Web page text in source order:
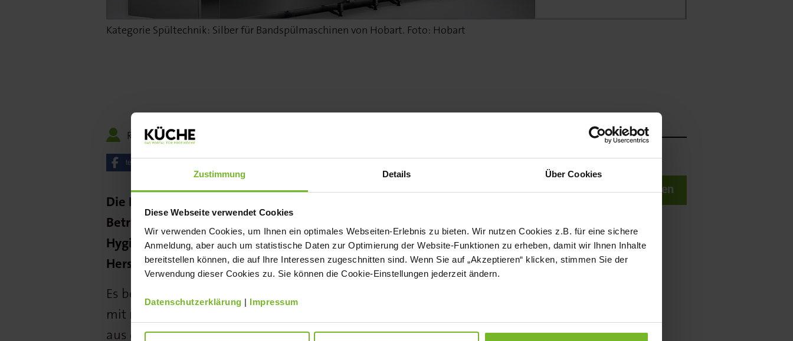
Zustimmung Details Über Cookies
Diese Webseite verwendet Cookies
Wir verwenden Cookies, um Ihnen ein optimales Webseiten-Erlebnis zu bieten. Wir nutzen Cookies z.B. für eine sichere
Anmeldung, aber auch um statistische Daten zur Optimierung der Website-Funktionen zu erheben, damit wir Ihnen Inhalte
bereitstellen können, die auf Ihre Interessen zugeschnitten sind. Wenn Sie auf „Akzeptieren“ klicken, stimmen Sie der
Verwendung dieser Cookies zu. Sie können die Cookie-Einstellungen jederzeit ändern.
Datenschutzerklärung | Impressum
Kategorie Spültechnik: Silber für Bandspülmaschinen von Hobart. Foto: Hobart
Redaktion
teilen
Die Bandspülmaschinen von Hobart helfen spürbar, Energie und
Betriebskosten zu sparen. Zugleich gewähren sie
Hygienesicherheit. Die Spülmaschinen arbeiten mit dem vom
Hersteller entwickelten Energiesparsystem Climate Plus.
Es besteht aus einer Abwasserwärmerückgewinnung, kombiniert
mit moderner Wärmepumpentechnologie. 70 Prozent der Energie
aus dem Abwasser und 100 Prozent der Energie aus der Abluft
NEWSLETTER
Senden